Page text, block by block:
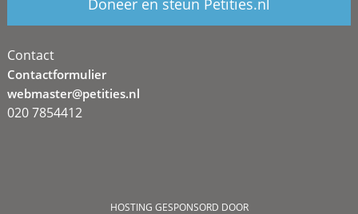
Contact
Contactformulier
webmaster@petities.nl
020 7854412
HOSTING GESPONSORD DOOR